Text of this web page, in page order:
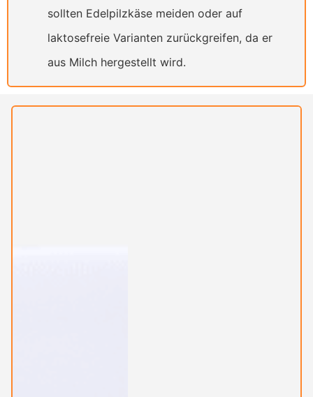
sollten Edelpilzkäse meiden oder auf
laktosefreie Varianten zurückgreifen, da er
aus Milch hergestellt wird.